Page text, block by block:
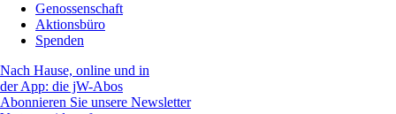
Genossenschaft
Aktionsbüro
Spenden
Nach Hause, online und in
der App: die jW-Abos
Abonnieren Sie unsere Newsletter